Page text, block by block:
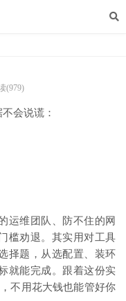
(979)
会说谎：
运维团队、防不住的网
槛劝退。其实用对工具
择题，从选配置、装环
就能完成。跟着这份实
不用花大钱也能管好你